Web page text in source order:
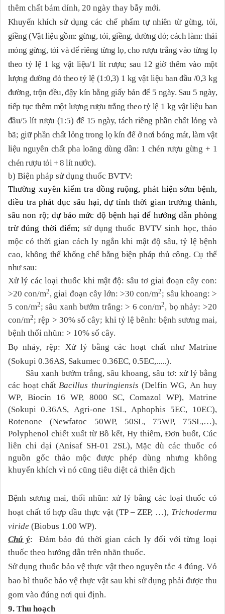
thêm chất bám dính, 20 ngày thay bẫy mới.
Khuyến khích sử dụng các chế phẩm tự nhiên từ gừng, tỏi,
giềng (Vật liệu gồm: gừng, tỏi, giềng, đường đỏ; cách làm: thái
mỏng gừng, tỏi và để riêng từng lọ, cho rượu trắng vào từng lọ
theo tỷ lệ 1 kg vật liệu/1 lít rượu; sau 12 giờ thêm vào một
lượng đường đỏ theo tỷ lệ (1:0,3) 1 kg vật liệu ban đầu /0,3 kg
đường, trộn đều, đậy kín bằng giấy bản để 5 ngày. Sau 5 ngày,
tiếp tục thêm một lượng rượu trắng theo tỷ lệ 1 kg vật liệu ban
đầu/5 lít rượu (1:5) để 15 ngày, tách riêng phần chất lỏng và
bã; giữ phần chất lỏng trong lọ kín để ở nơi bóng mát, làm vật
liệu nguyên chất pha loãng dùng dần: 1 chén rượu gừng + 1
chén rượu tỏi + 8 lít nước).
b) Biện pháp sử dụng thuốc BVTV:
Thường xuyên kiểm tra đồng ruộng, phát hiện sớm bệnh,
điều tra phát dục sâu hại, dự tính thời gian trưởng thành,
sâu non rộ; dự báo mức độ bệnh hại để hướng dẫn phòng
trừ đúng thời điểm; sử dụng thuốc BVTV sinh học, thảo
mộc có thời gian cách ly ngắn khi mật độ sâu, tỷ lệ bệnh
cao,không thể khống chế bằng biện pháp thủ công.Cụ thể
như sau:
Xử lý các loại thuốc khi mật độ: sâu tơ giai đoạn cây con:
>20 con/m2, giai đoạn cây lớn: >30 con/m2; sâu khoang: >
5 con/m2; sâu xanh bướm trắng: > 6 con/m2, bọ nhảy: >20
con/m2; rệp > 30% số cây; khi tỷ lệ bênh: bệnh sương mai,
bệnh thối nhũn: > 10% số cây.
Bọ nhảy, rệp: Xử lý bằng các hoạt chất như Matrine
(Sokupi 0.36AS, Sakumec 0.36EC, 0.5EC,.....).
Sâu xanh bướm trắng, sâu khoang, sâu tơ: xử lýbằng
cáchoạt chấtBacillus thuringiensis(Delfin WG, An huy
WP,Biocin 16 WP, 8000 SC,Comazol WP), Matrine
(Sokupi 0.36AS, Agri-one 1SL, Aphophis 5EC, 10EC),
Rotenone (Newfatoc 50WP, 50SL, 75WP, 75SL,…),
Polyphenol chiết xuất từ Bồ kết, Hy thiêm, Đơn buốt, Cúc
liên chi dại (Anisaf SH-01 2SL),Mặc dù các thuốc có
nguồn gốc thảo mộc được phép dùng nhưng không
khuyến khích vì nó cũng tiêu diệt cả thiên địch
Bệnh sương mai, thối nhũn: xử lý bằng các loại thuốc có
hoạt chất tổ hợp dầu thực vật (TP – ZEP, …), Trichoderma
viride (Biobus 1.00 WP).
Chú ý: Đảm bảo đủ thời gian cách ly đối với từng loại
thuốc theo hướng dẫn trên nhãn thuốc.
Sử dụng thuốc bảo vệ thực vật theo nguyên tắc 4 đúng. Vỏ
bao bì thuốc bảo vệ thực vật sau khi sử dụng phải được thu
gom vào đúng nơi qui định.
9. Thu hoạch